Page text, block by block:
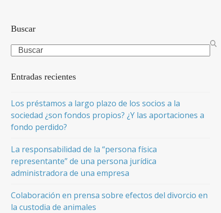
Buscar
Search
Entradas recientes
Los préstamos a largo plazo de los socios a la
sociedad ¿son fondos propios? ¿Y las aportaciones a
fondo perdido?
La responsabilidad de la “persona física
representante” de una persona jurídica
administradora de una empresa
Colaboración en prensa sobre efectos del divorcio en
la custodia de animales